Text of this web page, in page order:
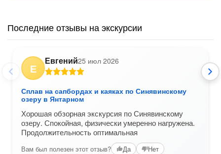
Последние отзывы на экскурсии
Е
Евгений25 июл 2026
Сплав на сапбордах и каяках по Синявинскому
озеру в Янтарном
Хорошая обзорная экскурсия по Синявинскому
озеру. Спокойная, физически умеренно нагружена.
Продолжительность оптимальная
Вам был полезен этот отзыв? Да Нет